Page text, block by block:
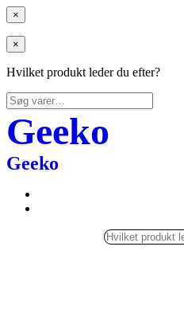
×
×
Hvilket produkt leder du efter?
Søg
efter:
Geeko
Geeko